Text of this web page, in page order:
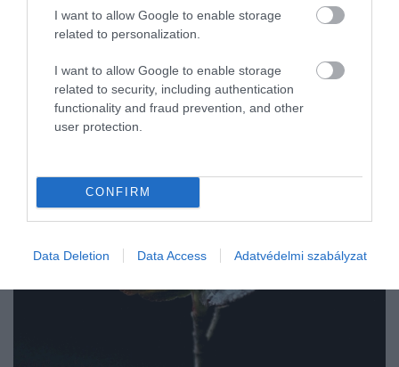
I want to allow Google to enable storage
related to personalization.
I want to allow Google to enable storage
related to security, including authentication
functionality and fraud prevention, and other
user protection.
CONFIRM
Data Deletion Data Access Adatvédelmi szabályzat